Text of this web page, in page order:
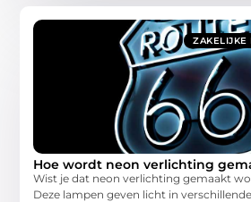
ZAKELIJKE
Hoe wordt neon verlichting
Wist je dat neon verlichting gemaakt
Deze lampen geven licht in